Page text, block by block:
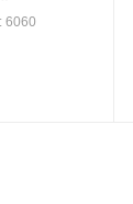
6060